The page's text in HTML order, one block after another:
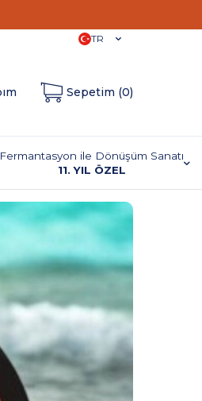
TR
Sepetim (0)
Fermantasyon ile Dönüşüm Sanatı
11. YIL ÖZEL